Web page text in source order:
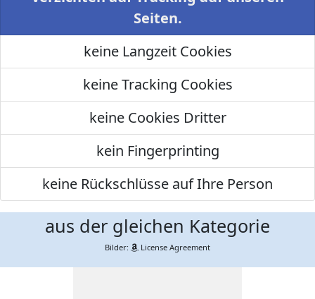
Seiten.
keine Langzeit Cookies
keine Tracking Cookies
keine Cookies Dritter
kein Fingerprinting
keine Rückschlüsse auf Ihre Person
aus der gleichen Kategorie
Bilder: License Agreement